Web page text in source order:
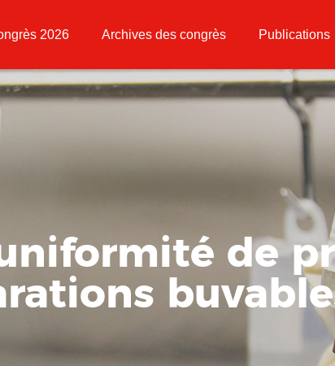
2026 Archives des congrès Publications
de